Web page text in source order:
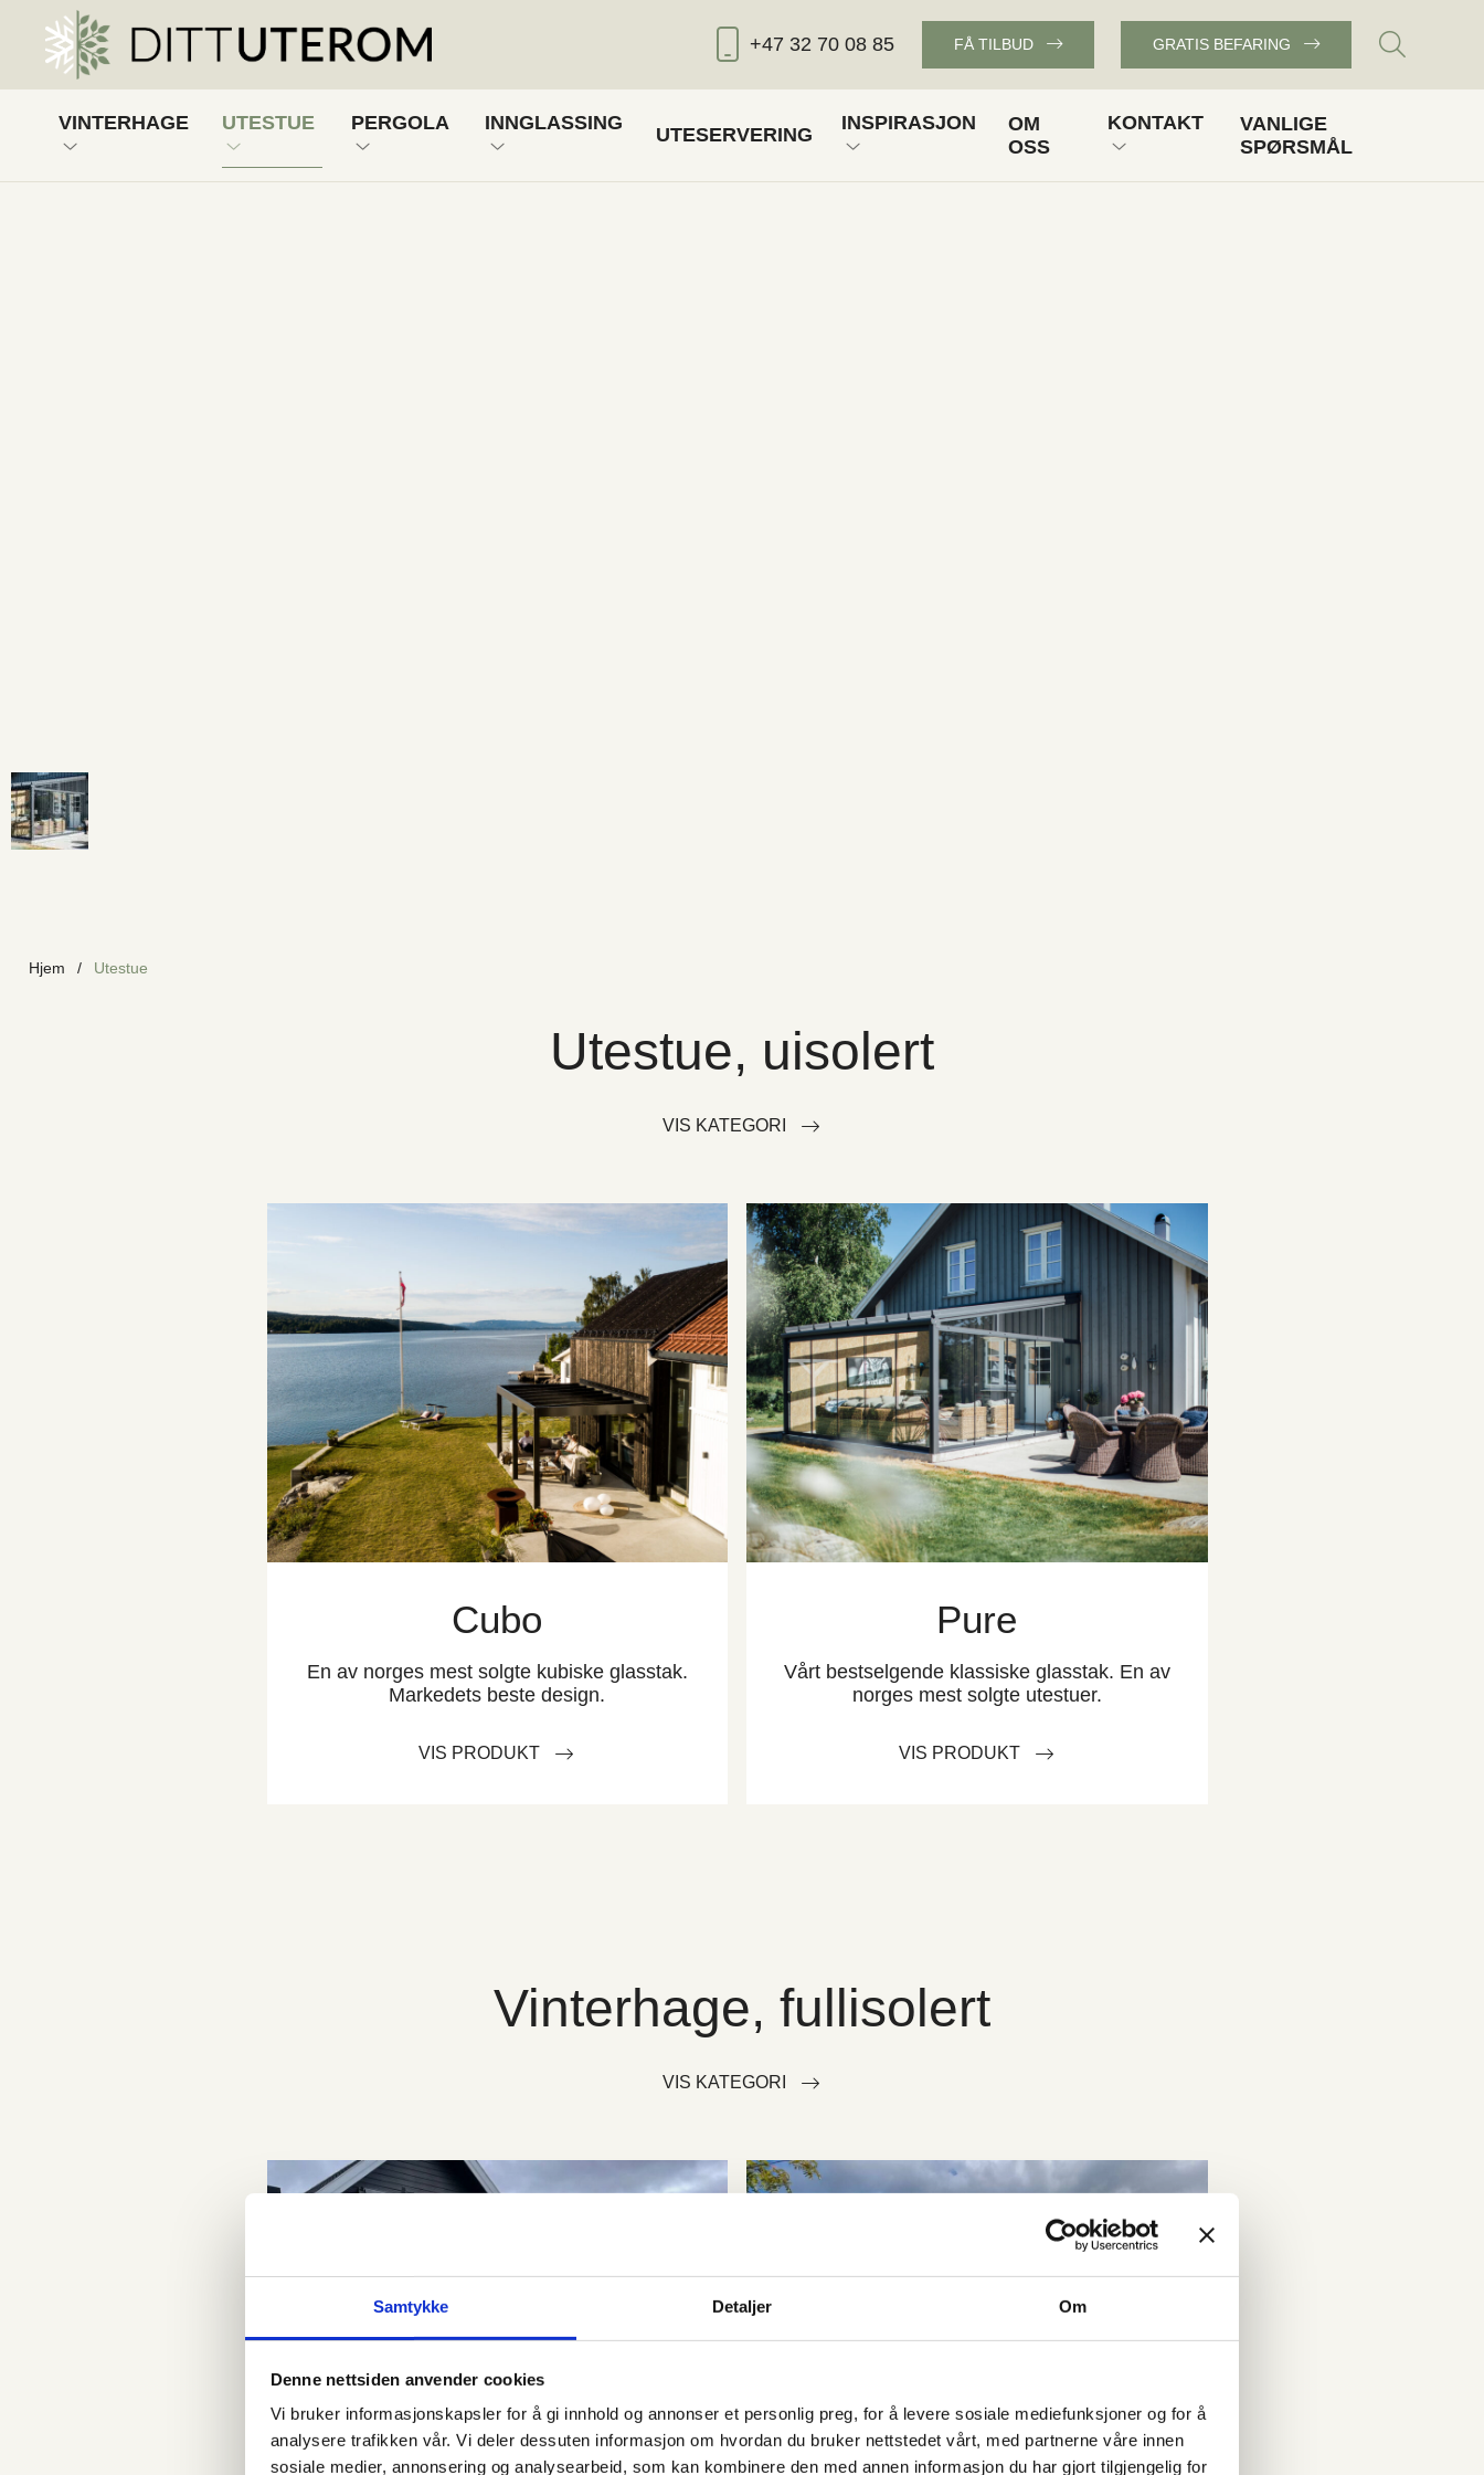
Samtykke Detaljer Om
Denne nettsiden anvender cookies
Vi bruker informasjonskapsler for å gi innhold og annonser et personlig preg, for å levere sosiale mediefunksjoner og for å
analysere trafikken vår. Vi deler dessuten informasjon om hvordan du bruker nettstedet vårt, med partnerne våre innen
sosiale medier, annonsering og analysearbeid, som kan kombinere den med annen informasjon du har gjort tilgjengelig for
+47 32 70 08 85 FÅ TILBUD GRATIS BEFARING
VINTERHAGE UTESTUE PERGOLA INNGLASSING
UTESERVERING
INSPIRASJON
OM
OSS
KONTAKT
VANLIGE
SPØRSMÅL
Hjem / Utestue
Utestue, uisolert
VIS KATEGORI
Cubo
En av norges mest solgte kubiske glasstak.
Markedets beste design.
VIS PRODUKT
Pure
Vårt bestselgende klassiske glasstak. En av
norges mest solgte utestuer.
VIS PRODUKT
Vinterhage, fullisolert
VIS KATEGORI